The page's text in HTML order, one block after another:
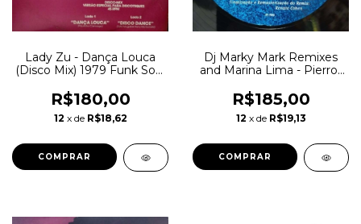
Lady Zu - Dança Louca
(Disco Mix) 1979 Funk Soul
R$180,00
12 x de R$18,62
Dj Marky Mark Remixes
and Marina Lima - Pierrot
Bass, House
R$185,00
12 x de R$19,13